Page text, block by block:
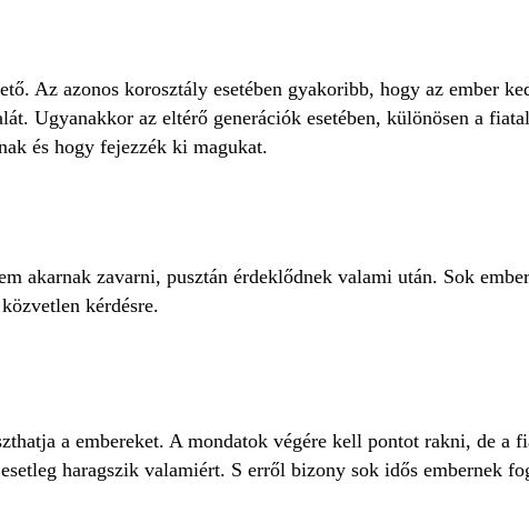
Az azonos korosztály esetében gyakoribb, hogy az ember
Ugyanakkor az eltérő generációk esetében, különösen a
és hogy fejezzék ki magukat.
akarnak zavarni, pusztán érdeklődnek valami után. Sok
kérdésre.
a embereket. A mondatok végére kell pontot rakni, de a
haragszik valamiért. S erről bizony sok idős embernek